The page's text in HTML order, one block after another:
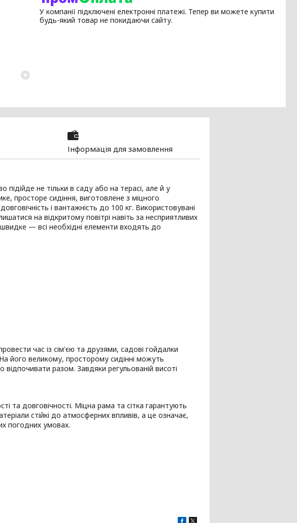
У компанії підключені електронні платежі. Тепер ви можете купити
будь-який товар не покидаючи сайту.
Інформація для замовлення
підійде не тільки в саду або на терасі, але й у
просторе сидіння, виготовлене з міцного
і вантажність до 100 кг. Використовувані
на відкритому повітрі навіть за несприятливих
— всі необхідні елементи входять до
час із сім'єю та друзями, садові гойдалки
його великому, просторому сидінні можуть
разом. Завдяки регульованій висоті
та довговічності. Міцна рама та сітка гарантують
стійкі до атмосферних впливів, а це означає,
погодних умовах.